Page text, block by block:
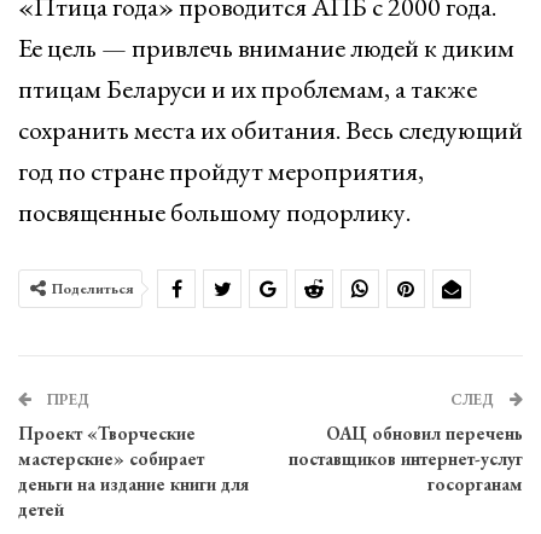
Ее цель — привлечь внимание людей к диким
птицам Беларуси и их проблемам, а также
сохранить места их обитания. Весь следующий
год по стране пройдут мероприятия,
посвященные большому подорлику.
Поделиться
ПРЕД
Проект «Творческие
мастерские» собирает
деньги на издание книги для
детей
СЛЕД
ОАЦ обновил перечень
поставщиков интернет-услуг
госорганам